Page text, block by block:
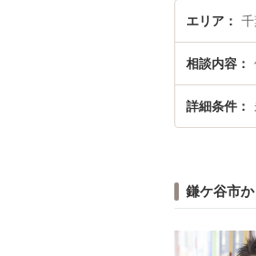
エリア
相談内容
詳細条件
鎌ケ谷市